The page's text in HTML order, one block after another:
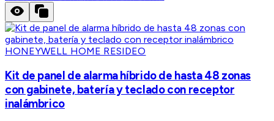
HONEYWELL HOME RESIDEO
Kit de panel de alarma híbrido de hasta 48 zonas
con gabinete, batería y teclado con receptor
inalámbrico